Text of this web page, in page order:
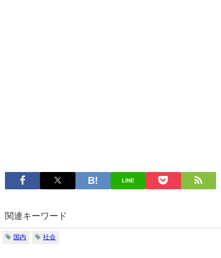
LINE
関連キーワード
国内 社会